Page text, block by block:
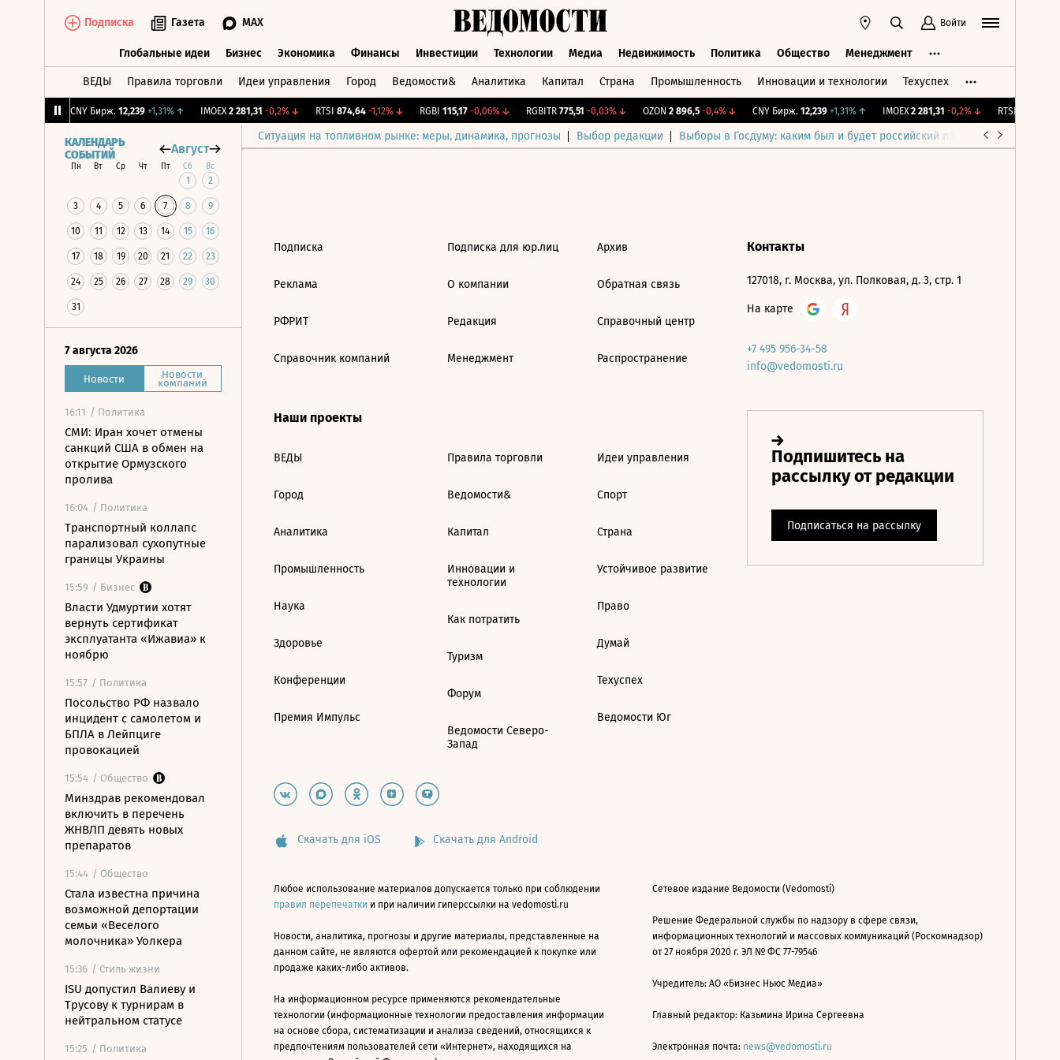
Подписка Газета MAX Войти
Глобальные идеи Бизнес Экономика Финансы Инвестиции Технологии Медиа Недвижимость Политика Общество Менеджмент
ВЕДЫ Правила торговли Идеи управления Город Ведомости& Аналитика Капитал Страна Промышленность Инновации и технологии Техуспех
CNY Бирж. 12,239 +1,31%↑ IMOEX 2 281,31 -0,2%↓ RTSI 874,64 -1,12%↓ RGBI 115,17 -0,06%↓ RGBITR 775,51 -0,03%↓ OZON 2 896,5 -0,4%↓ CNY Бирж. 12,239 +1,31%↑ IMOEX 2 281,31 -0,2%↓ RTSI 874,64
Ситуация на топливном рынке: меры, динамика, прогнозы Выбор редакции Выборы в Госдуму: каким был и будет российский парламент
КАЛЕНДАРЬ
СОБЫТИЙ
Август
Пн Вт Ср Чт Пт Сб Вс
1 2
3 4 5 6 7 8 9
10 11 12 13 14 15 16
17 18 19 20 21 22 23
24 25 26 27 28 29 30
31
7 августа 2026
Новости Новости
компаний
16:11 / Политика
СМИ: Иран хочет отмены
санкций США в обмен на
открытие Ормузского
пролива
16:04 / Политика
Транспортный коллапс
парализовал сухопутные
границы Украины
15:59 / Бизнес
Власти Удмуртии хотят
вернуть сертификат
эксплуатанта «Ижавиа» к
ноябрю
15:57 / Политика
Посольство РФ назвало
инцидент с самолетом и
БПЛА в Лейпциге
провокацией
15:54 / Общество
Минздрав рекомендовал
включить в перечень
ЖНВЛП девять новых
препаратов
15:44 / Общество
Стала известна причина
возможной депортации
семьи «Веселого
молочника» Уолкера
15:36 / Стиль жизни
ISU допустил Валиеву и
Трусову к турнирам в
нейтральном статусе
15:25 / Политика
Подписка
Реклама
РФРИТ
Справочник компаний
Подписка для юр.лиц
О компании
Редакция
Менеджмент
Архив
Обратная связь
Справочный центр
Распространение
Наши проекты
ВЕДЫ
Город
Аналитика
Промышленность
Наука
Здоровье
Конференции
Премия Импульс
Правила торговли
Ведомости&
Капитал
Инновации и
технологии
Как потратить
Туризм
Форум
Ведомости Северо-
Запад
Идеи управления
Спорт
Страна
Устойчивое развитие
Право
Думай
Техуспех
Ведомости Юг
Контакты
127018, г. Москва, ул. Полковая, д. 3, стр. 1
На карте
+7 495 956-34-58
info@vedomosti.ru
Скачать для iOS Скачать для Android
Любое использование материалов допускается только при соблюдении
правил перепечатки и при наличии гиперссылки на vedomosti.ru
Новости, аналитика, прогнозы и другие материалы, представленные на
данном сайте, не являются офертой или рекомендацией к покупке или
продаже каких-либо активов.
На информационном ресурсе применяются рекомендательные
технологии (информационные технологии предоставления информации
на основе сбора, систематизации и анализа сведений, относящихся к
предпочтениям пользователей сети «Интернет», находящихся на
Сетевое издание Ведомости (Vedomosti)
Решение Федеральной службы по надзору в сфере связи,
информационных технологий и массовых коммуникаций (Роскомнадзор)
от 27 ноября 2020 г. ЭЛ № ФС 77-79546
Учредитель: АО «Бизнес Ньюс Медиа»
Главный редактор: Казьмина Ирина Сергеевна
Электронная почта: news@vedomosti.ru